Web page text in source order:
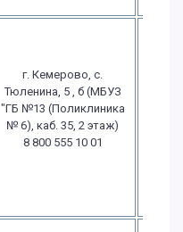
г. Кемерово, с.
Тюленина, 5 , б (МБУЗ
"ГБ №13 (Поликлиника
№ 6), каб. 35, 2 этаж)
8 800 555 10 01